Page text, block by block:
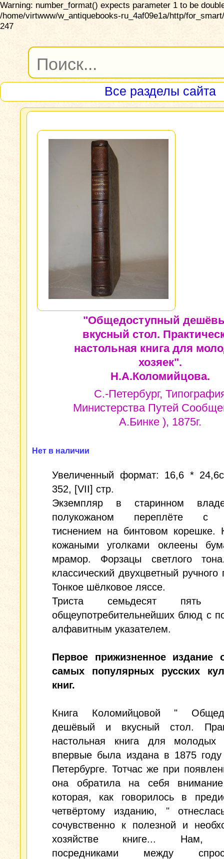
Warning: number_format() expects parameter 1 to be
/home/virtwww/w_antiquebooks-ru_4af09e1a/http/
247
Все разделы сайта
"Общедоступный
вкусный стол.
настольная книга для
хозяек".
Н.А.Коломийцова.
С.-Петербург,
Министерства Путей
А.Бинке ), 1875г.
Нет в наличии
Увеличенный формат: 16,6 *
352, [VII] стр.
Экземпляр в старинном
полукожаном переплёте с
тиснением на бинтовом корешке.
кожаными уголками оклеены
мрамор. Форзацы светлого
классический двухцветный ручного
Тонкое шёлковое ляссе.
Триста семьдесят пять
общеупотребительнейших блюд с
алфавитным указателем.
Первое прижизненное издание
самых популярных русских
книг.
Книга Коломийцовой "
дешёвый и вкусный стол.
настольная книга для молодых
впервые была издана в 1875
Петербурге. Тотчас же при
она обратила на себя
которая, как говорилось в
четвёртому изданию, "
сочувственно к полезной и
хозяйстве книге... Нам,
посредниками между